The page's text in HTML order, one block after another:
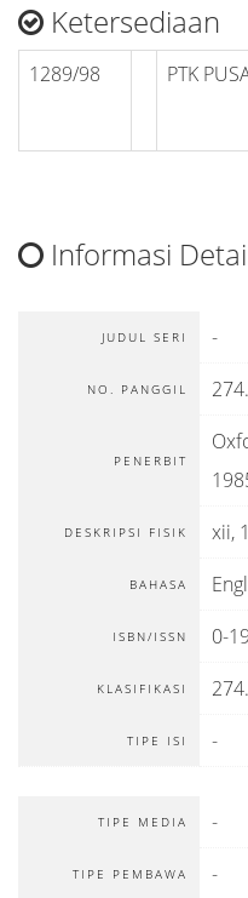
Ketersediaan
1289/98 PTK
Informasi
JUDUL SERI -
NO. PANGGIL
PENERBIT
DESKRIPSI FISIK xii,
BAHASA
ISBN/ISSN 0-
KLASIFIKASI
TIPE ISI -
TIPE MEDIA -
TIPE PEMBAWA -